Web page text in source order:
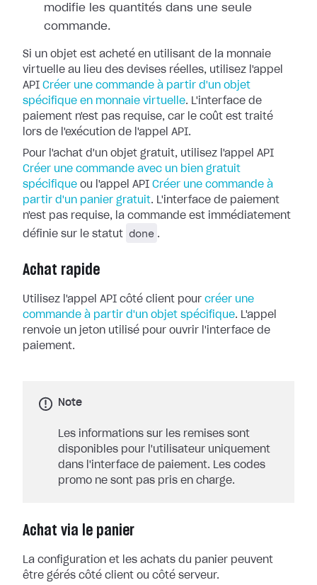
modifie les quantités dans une seule
commande.
Si un objet est acheté en utilisant de la monnaie
virtuelle au lieu des devises réelles, utilisez l'appel
API Créer une commande à partir d'un objet
spécifique en monnaie virtuelle. L'interface de
paiement n'est pas requise, car le coût est traité
lors de l'exécution de l'appel API.
Pour l'achat d'un objet gratuit, utilisez l'appel API
Créer une commande avec un bien gratuit
spécifique ou l'appel API Créer une commande à
partir d'un panier gratuit. L'interface de paiement
n'est pas requise, la commande est immédiatement
définie sur le statut
done .
Achat rapide
Utilisez l'appel API côté client pour créer une
commande à partir d'un objet spécifique. L'appel
renvoie un jeton utilisé pour ouvrir l'interface de
paiement.
Note
Les informations sur les remises sont
disponibles pour l'utilisateur uniquement
dans l'interface de paiement. Les codes
promo ne sont pas pris en charge.
Achat via le panier
La configuration et les achats du panier peuvent
être gérés côté client ou côté serveur.